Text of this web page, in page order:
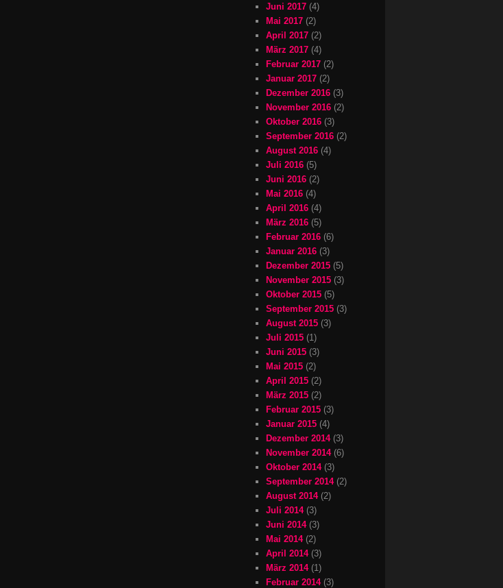
Juni 2017 (4)
Mai 2017 (2)
April 2017 (2)
März 2017 (4)
Februar 2017 (2)
Januar 2017 (2)
Dezember 2016 (3)
November 2016 (2)
Oktober 2016 (3)
September 2016 (2)
August 2016 (4)
Juli 2016 (5)
Juni 2016 (2)
Mai 2016 (4)
April 2016 (4)
März 2016 (5)
Februar 2016 (6)
Januar 2016 (3)
Dezember 2015 (5)
November 2015 (3)
Oktober 2015 (5)
September 2015 (3)
August 2015 (3)
Juli 2015 (1)
Juni 2015 (3)
Mai 2015 (2)
April 2015 (2)
März 2015 (2)
Februar 2015 (3)
Januar 2015 (4)
Dezember 2014(3)
November 2014(6)
Oktober 2014(3)
September 2014(2)
August 2014(2)
Juli 2014(3)
Juni 2014(3)
Mai 2014(2)
April 2014(3)
März 2014(1)
Februar 2014(3)